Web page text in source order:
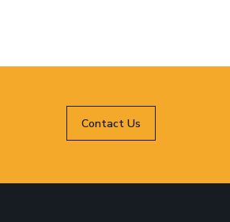
Contact Us